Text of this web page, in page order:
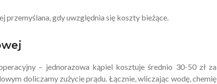
przemyślana, gdy uwzględnia się koszty bieżące.
– jednorazowa kąpiel kosztuje średnio 30-50 zł za
doliczamy zużycie prądu. Łącznie, wliczając wodę, chemię